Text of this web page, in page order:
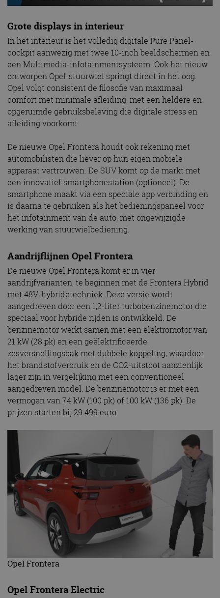
Grote displays in interieur
In het interieur is het volledig digitale Pure Panel-
cockpit aanwezig met twee 10-inch beeldschermen en
een Multimedia-infotainmentsysteem. Ook het nieuw
ontworpen Opel-stuurwiel springt direct in het oog.
Opel volgt consistent de filosofie van maximaal
comfort met minimale afleiding, met een heldere en
opgeruimde gebruiksbeleving die digitale stress en
afleiding voorkomt.
De nieuwe Opel Frontera houdt ook rekening met
automobilisten die liever op hun eigen mobiele
apparaat vertrouwen. De SUV komt op de markt met
een innovatief smartphonestation (optioneel). De
smartphone maakt via een speciale app verbinding en
is daarna te gebruiken als het bedieningspaneel voor
het infotainment van de auto, met ongewijzigde
werking van stuurwielbediening.
Aandrijflijnen Opel Frontera
De nieuwe Opel Frontera komt er in vier
aandrijfvarianten, te beginnen met de Frontera Hybrid
met 48V-hybridetechniek. Deze versie wordt
aangedreven door een 1,2-liter turbobenzinemotor die
speciaal voor hybride rijden is ontwikkeld. De
benzinemotor werkt samen met een elektromotor van
21 kW (28 pk) en een geëlektrificeerde
zesversnellingsbak met dubbele koppeling, waardoor
het brandstofverbruik en de CO2-uitstoot aanzienlijk
lager zijn in vergelijking met een conventioneel
aangedreven model. De benzinemotor is er met een
vermogen van 74 kW (100 pk) of 100 kW (136 pk). De
prijzen starten bij 29.499 euro.
Opel Frontera
Opel Frontera Electric